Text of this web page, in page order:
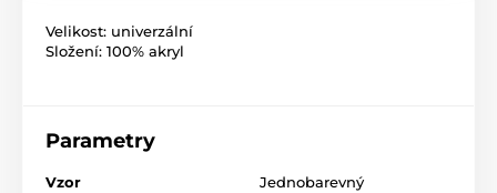
Velikost: univerzální
Složení: 100% akryl
Parametry
Vzor Jednobarevný